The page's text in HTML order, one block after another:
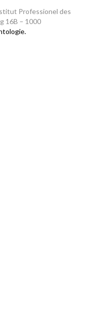
Professionel des
16B – 1000